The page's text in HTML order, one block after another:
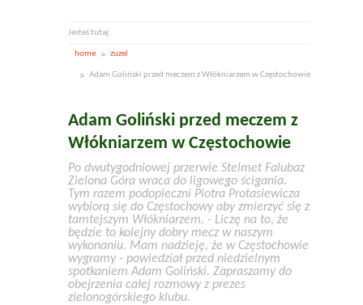
Jesteś tutaj:
home zuzel
Adam Goliński przed meczem z Włókniarzem w Częstochowie
Adam Goliński przed meczem z
Włókniarzem w Częstochowie
Po dwutygodniowej przerwie Stelmet Falubaz
Zielona Góra wraca do ligowego ścigania.
Tym razem podopieczni Piotra Protasiewicza
wybiorą się do Częstochowy aby zmierzyć się z
tamtejszym Włókniarzem. - Liczę na to, że
będzie to kolejny dobry mecz w naszym
wykonaniu. Mam nadzieję, że w Częstochowie
wygramy - powiedział przed niedzielnym
spotkaniem Adam Goliński. Zapraszamy do
obejrzenia całej rozmowy z prezes
zielonogórskiego klubu.